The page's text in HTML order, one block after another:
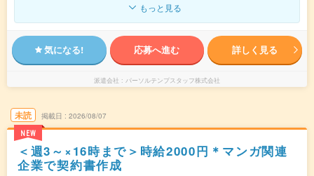
もっと見る
気になる! 応募へ進む 詳しく見る
派遣会社 パーソルテンプスタッフ株式会社
未読
NEW
掲載日 2026/08/07
＜週3～×16時まで＞時給2000円＊マンガ関連
企業で契約書作成